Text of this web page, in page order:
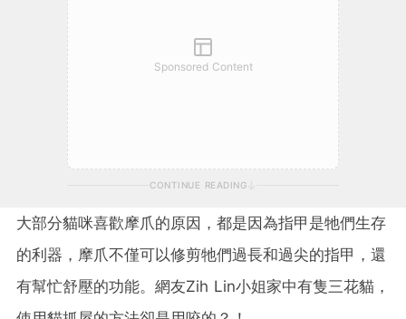
Sponsored Content
CONTINUE READING
大部分貓咪喜歡摩爪的原因，都是因為指甲是牠們生存
的利器，摩爪不僅可以修剪牠們過長和過尖的指甲，還
有幫忙舒壓的功能。網友Zih Lin小姐家中有隻三花貓，